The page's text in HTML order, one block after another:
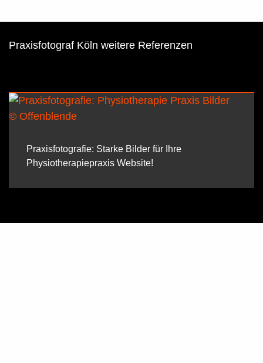
Praxisfotograf Köln weitere Referenzen
Praxisfotografie: Starke Bilder für Ihre
Physiotherapiepraxis Website!